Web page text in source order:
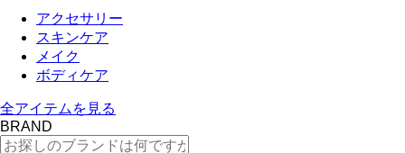
アクセサリー
スキンケア
メイク
ボディケア
全アイテムを見る
BRAND